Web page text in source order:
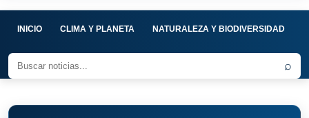
INICIO CLIMA Y PLANETA NATURALEZA Y BIODIVERSIDAD
⌕